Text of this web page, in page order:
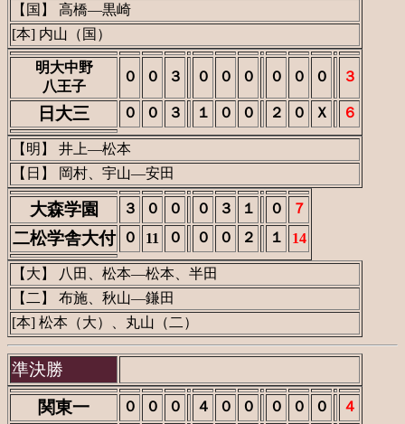
【国】 高橋―黒崎
[本] 内山（国）
明大中野
八王子
０ ０ ３ ０ ０ ０ ０ ０ ０ ３
日大三 ０ ０ ３ １ ０ ０ ２ ０ Ｘ ６
【明】 井上―松本
【日】 岡村、宇山―安田
大森学園 ３ ０ ０ ０ ３ １ ０ ７
二松学舎大付 ０ 11 ０ ０ ０ ２ １ 14
【大】 八田、松本―松本、半田
【二】 布施、秋山―鎌田
[本] 松本（大）、丸山（二）
準決勝
関東一
０ ０ ０ ４ ０ ０ ０ ０ ０ ４